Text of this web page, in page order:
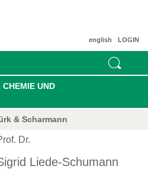
LOGIN
english
UND
& Scharmann
Dr.
Liede-Schumann